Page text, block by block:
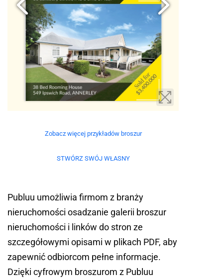
Zobacz więcej przykładów broszur
STWÓRZ SWÓJ WŁASNY
Publuu umożliwia firmom z branży
nieruchomości osadzanie galerii broszur
nieruchomości i linków do stron ze
szczegółowymi opisami w plikach PDF, aby
zapewnić odbiorcom pełne informacje.
Dzięki cyfrowym broszurom z Publuu